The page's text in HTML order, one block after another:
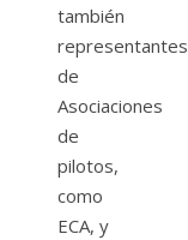
también
representantes
de
Asociaciones
de
pilotos,
como
ECA, y